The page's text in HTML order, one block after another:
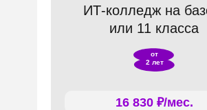
ИТ-колледж на
или 11 класса
от
2 лет
16 830 ₽/мес.